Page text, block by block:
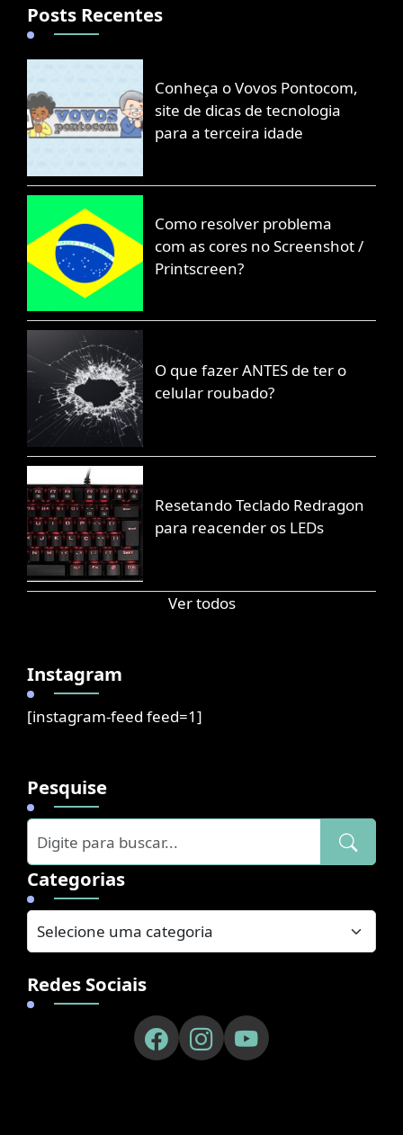
Posts Recentes
Conheça o Vovos Pontocom,
site de dicas de tecnologia
para a terceira idade
Como resolver problema
com as cores no Screenshot /
Printscreen?
O que fazer ANTES de ter o
celular roubado?
Resetando Teclado Redragon
para reacender os LEDs
Ver todos
Instagram
[instagram-feed feed=1]
Pesquise
Categorias
Redes Sociais